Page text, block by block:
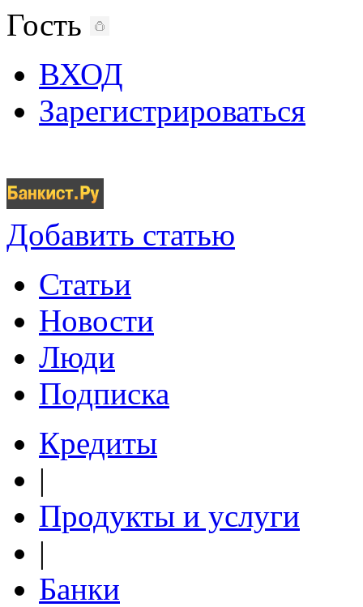
Гость
ВХОД
Зарегистрироваться
Добавить статью
Статьи
Новости
Люди
Подписка
Кредиты
|
Продукты и услуги
|
Банки